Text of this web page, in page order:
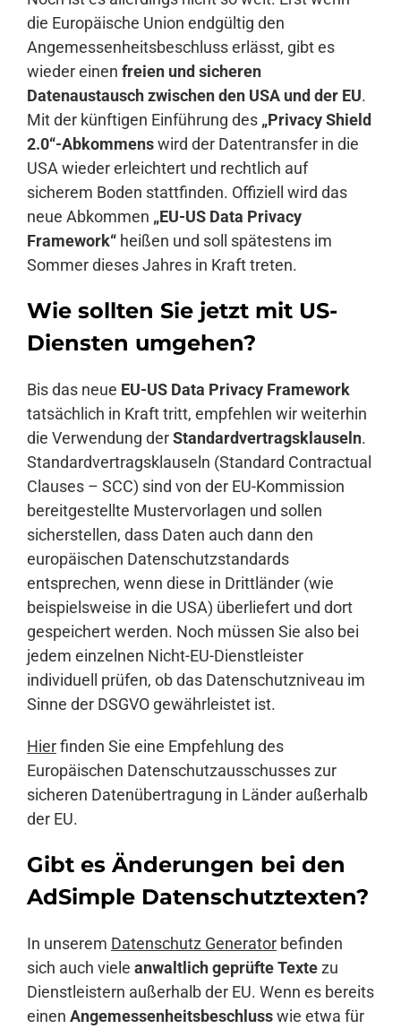
die Europäische Union endgültig den
Angemessenheitsbeschluss erlässt, gibt es
wieder einen freien und sicheren
Datenaustausch zwischen den USA und der EU.
Mit der künftigen Einführung des „Privacy Shield
2.0“-Abkommenswird der Datentransfer in die
USA wieder erleichtert und rechtlich auf
sicherem Boden stattfinden. Offiziell wird das
neue Abkommen „EU-US Data Privacy
Framework“ heißen und soll spätestens im
Sommer dieses Jahres in Kraft treten.
Wie sollten Sie jetzt mit US-
Diensten umgehen?
Bis das neue EU-US Data Privacy Framework
tatsächlich in Kraft tritt, empfehlen wir weiterhin
die Verwendung derStandardvertragsklauseln.
Standardvertragsklauseln (Standard Contractual
Clauses – SCC) sind von der EU-Kommission
bereitgestellte Mustervorlagen und sollen
sicherstellen, dass Daten auch dann den
europäischen Datenschutzstandards
entsprechen, wenn diese in Drittländer (wie
beispielsweise in die USA) überliefert und dort
gespeichert werden. Noch müssen Sie also bei
jedem einzelnen Nicht-EU-Dienstleister
individuell prüfen, ob das Datenschutzniveau im
Sinne der DSGVO gewährleistet ist.
Hierfinden Sie eine Empfehlung des
Europäischen Datenschutzausschusses zur
sicheren Datenübertragung in Länder außerhalb
der EU.
Gibt es Änderungen bei den
AdSimple Datenschutztexten?
In unserem Datenschutz Generator befinden
sich auch viele anwaltlich geprüfte Textezu
Dienstleistern außerhalb der EU. Wenn es bereits
einen Angemessenheitsbeschlusswie etwa für